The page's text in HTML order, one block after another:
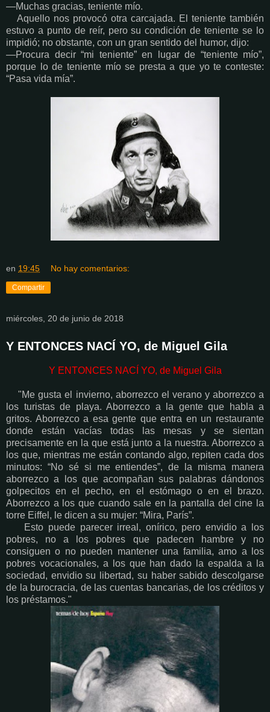
—Muchas gracias, teniente mío.
Aquello nos provocó otra carcajada. El teniente también
estuvo a punto de reír, pero su condición de teniente se lo
impidió; no obstante, con un gran sentido del humor, dijo:
—Procura decir “mi teniente” en lugar de “teniente mío”,
porque lo de teniente mío se presta a que yo te conteste:
“Pasa vida mía”.
en 19:45 No hay comentarios:
Compartir
miércoles, 20 de junio de 2018
Y ENTONCES NACÍ YO, de Miguel Gila
Y ENTONCES NACÍ YO, de Miguel Gila
"Me gusta el invierno, aborrezco el verano y aborrezco a
los turistas de playa. Aborrezco a la gente que habla a
gritos. Aborrezco a esa gente que entra en un restaurante
donde están vacías todas las mesas y se sientan
precisamente en la que está junto a la nuestra. Aborrezco a
los que, mientras me están contando algo, repiten cada dos
minutos: “No sé si me entiendes”, de la misma manera
aborrezco a los que acompañan sus palabras dándonos
golpecitos en el pecho, en el estómago o en el brazo.
Aborrezco a los que cuando sale en la pantalla del cine la
torre Eiffel, le dicen a su mujer: “Mira, París”.
Esto puede parecer irreal, onírico, pero envidio a los
pobres, no a los pobres que padecen hambre y no
consiguen o no pueden mantener una familia, amo a los
pobres vocacionales, a los que han dado la espalda a la
sociedad, envidio su libertad, su haber sabido descolgarse
de la burocracia, de las cuentas bancarias, de los créditos y
los préstamos."